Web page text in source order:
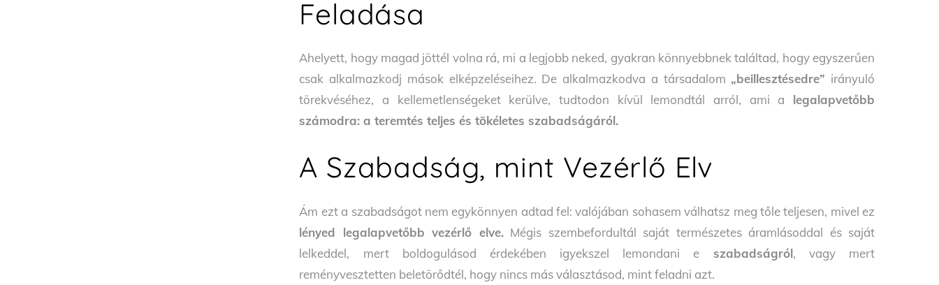
Feladása
Ahelyett, hogy magad jöttél volna rá, mi a legjobb neked, gyakran könnyebbnek találtad, hogy egyszerűen
csak alkalmazkodj mások elképzeléseihez. De alkalmazkodva a társadalom „beillesztésedre” irányuló
törekvéséhez, a kellemetlenségeket kerülve, tudtodon kívül lemondtál arról, ami a legalapvetőbb
számodra: a teremtés teljes és tökéletes szabadságáról.
A Szabadság, mint Vezérlő Elv
Ám ezt a szabadságot nem egykönnyen adtad fel: valójában sohasem válhatsz meg tőle teljesen, mivel ez
lényed legalapvetőbb vezérlő elve.Mégis szembefordultál saját természetes áramlásoddal és saját
lelkeddel, mert boldogulásod érdekében igyekszel lemondani e szabadságról, vagy mert
reményvesztetten beletörődtél, hogy nincs más választásod, mint feladni azt.